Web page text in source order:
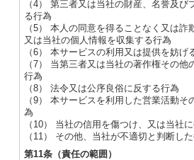
（4） 第三者又は当社の財産、名誉及び
る行為
（5） 本人の同意を得ることなく又は詐
又は当社の個人情報を収集する行為
（6） 本サービスの利用又は提供を妨げ
（7） 当第三者又は当社の著作権その他
行為
（8） 法令又は公序良俗に反する行為
（9） 本サービスを利用した営業活動そ
為
（10） 当社の信用を傷つけ、又は当社
（11） その他、当社が不適切と判断し
第11条（責任の範囲）